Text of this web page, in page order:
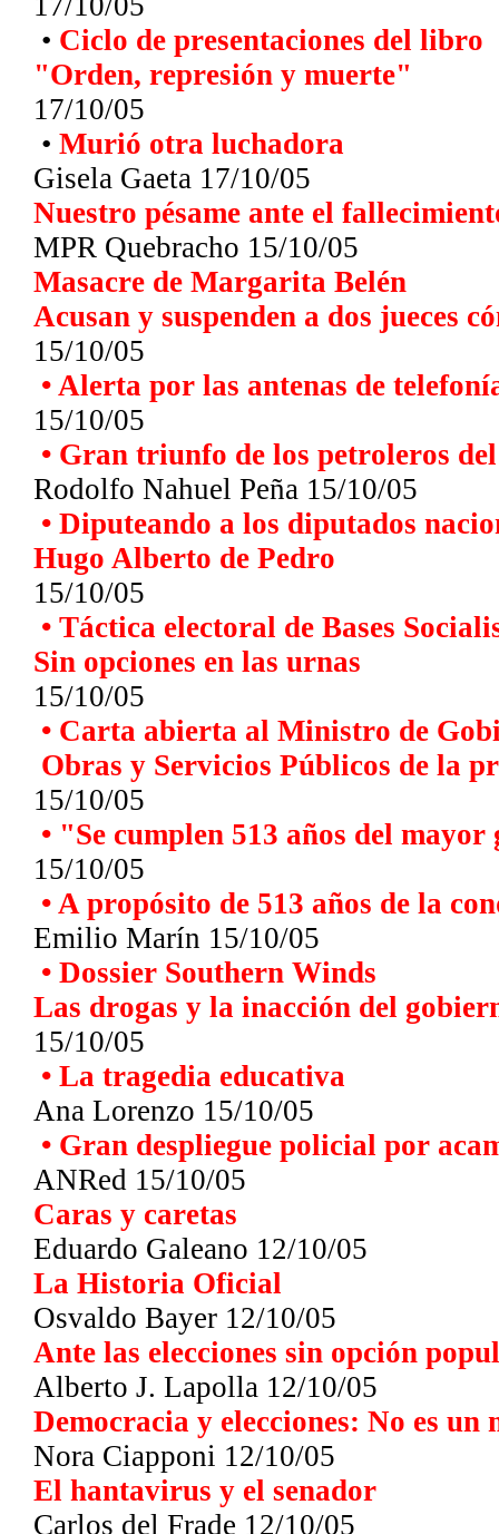
• Ciclo de presentaciones del libro
"Orden, represión y muerte"
17/10/05
• Murió otra luchadora
Gisela Gaeta 17/10/05
Nuestro pésame ante el
MPR Quebracho 15/10/05
Masacre de Margarita Belén
Acusan y suspenden a dos jueces
15/10/05
• Alerta por las antenas de
15/10/05
• Gran triunfo de los petroleros
Rodolfo Nahuel Peña 15/10/05
• Diputeando a los diputados
Hugo Alberto de Pedro
15/10/05
• Táctica electoral de Bases
Sin opciones en las urnas
15/10/05
• Carta abierta al Ministro de
Obras y Servicios Públicos de la
15/10/05
• "Se cumplen 513 años del
15/10/05
• A propósito de 513 años de la
Emilio Marín 15/10/05
• Dossier Southern Winds
Las drogas y la inacción del
15/10/05
• La tragedia educativa
Ana Lorenzo 15/10/05
• Gran despliegue policial por
ANRed 15/10/05
Caras y caretas
Eduardo Galeano 12/10/05
La Historia Oficial
Osvaldo Bayer 12/10/05
Ante las elecciones sin opción
Alberto J. Lapolla 12/10/05
Democracia y elecciones: No es un
Nora Ciapponi 12/10/05
El hantavirus y el senador
Carlos del Frade 12/10/05